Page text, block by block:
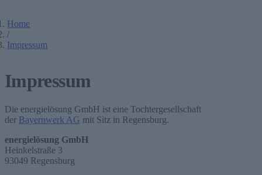
Home
/
Impressum
Impressum
Die energielösung GmbH ist eine Tochtergesellschaft
der Bayernwerk AG mit Sitz in Regensburg.
energielösung GmbH
Heinkelstraße 3
93049 Regensburg